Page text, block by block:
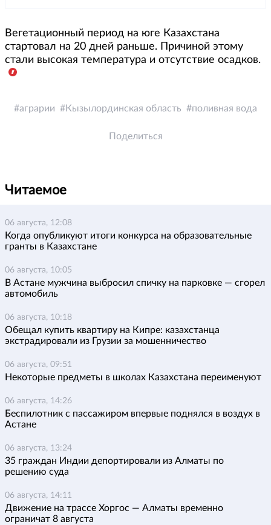
Вегетационный период на юге Казахстана
стартовал на 20 дней раньше. Причиной этому
стали высокая температура и отсутствие осадков.
аграрии Кызылординская область поливная вода
Поделиться
Читаемое
06 августа, 12:08
Когда опубликуют итоги конкурса на образовательные
гранты в Казахстане
06 августа, 10:05
В Астане мужчина выбросил спичку на парковке — сгорел
автомобиль
06 августа, 10:18
Обещал купить квартиру на Кипре: казахстанца
экстрадировали из Грузии за мошенничество
06 августа, 09:51
Некоторые предметы в школах Казахстана переименуют
06 августа, 14:26
Беспилотник с пассажиром впервые поднялся в воздух в
Астане
06 августа, 13:24
35 граждан Индии депортировали из Алматы по
решению суда
06 августа, 14:11
Движение на трассе Хоргос — Алматы временно
ограничат 8 августа